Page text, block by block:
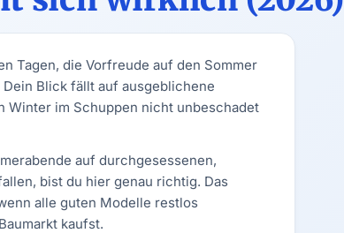
Tagen, die Vorfreude auf den Sommer
Blick fällt auf ausgeblichene
Winter im Schuppen nicht unbeschadet
auf durchgesessenen,
bist du hier genau richtig. Das
alle guten Modelle restlos
kaufst.